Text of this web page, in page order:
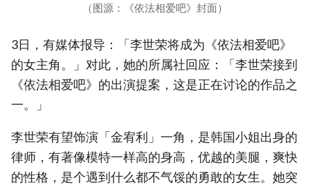
（图源：《依法相爱吧》封面）
3日，有媒体报导：「李世荣将成为《依法相爱吧》
的女主角。」对此，她的所属社回应：「李世荣接到
《依法相爱吧》的出演提案，这是正在讨论的作品之
一。」
李世荣有望饰演「金宥利」一角，是韩国小姐出身的
律师，有著像模特一样高的身高，优越的美腿，爽快
的性格，是个遇到什么都不气馁的勇敢的女生。她突